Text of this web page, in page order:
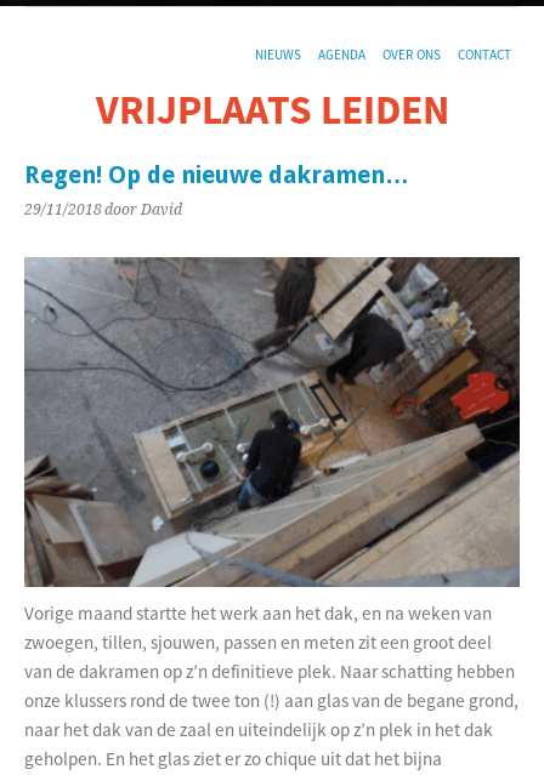
NIEUWS AGENDA OVER ONS CONTACT
VRIJPLAATS LEIDEN
Regen! Op de nieuwe dakramen…
29/11/2018door David
Vorige maand startte het werk aan het dak, en na weken van
zwoegen, tillen, sjouwen, passen en meten zit een groot deel
van de dakramen op z’n definitieve plek. Naar schatting hebben
onze klussers rond de twee ton (!) aan glas van de begane grond,
naar het dak van de zaal en uiteindelijk op z’n plek in het dak
geholpen. En het glas ziet er zo chique uit dat het bijna